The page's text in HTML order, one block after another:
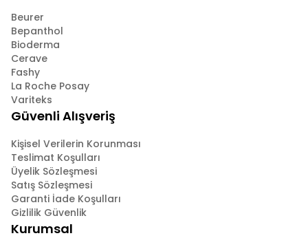
Beurer
Bepanthol
Bioderma
Cerave
Fashy
La Roche Posay
Variteks
Güvenli Alışveriş
Kişisel Verilerin Korunması
Teslimat Koşulları
Üyelik Sözleşmesi
Satış Sözleşmesi
Garanti İade Koşulları
Gizlilik Güvenlik
Kurumsal